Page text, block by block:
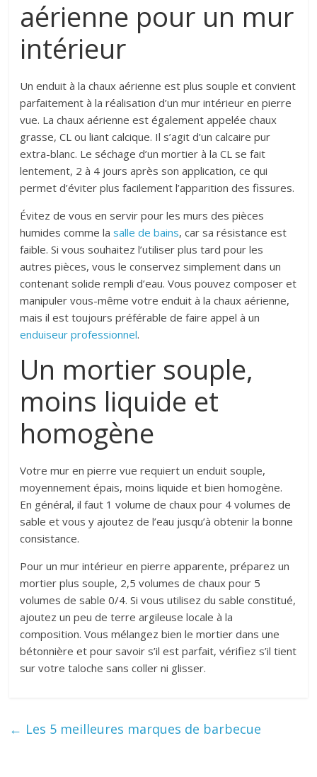
aérienne pour un mur
intérieur
Un enduit à la chaux aérienne est plus souple et convient
parfaitement à la réalisation d’un mur intérieur en pierre
vue. La chaux aérienne est également appelée chaux
grasse, CL ou liant calcique. Il s’agit d’un calcaire pur
extra-blanc. Le séchage d’un mortier à la CL se fait
lentement, 2 à 4 jours après son application, ce qui
permet d’éviter plus facilement l’apparition des fissures.
Évitez de vous en servir pour les murs des pièces
humides comme lasalle de bains, car sa résistance est
faible. Si vous souhaitez l’utiliser plus tard pour les
autres pièces, vous le conservez simplement dans un
contenant solide rempli d’eau. Vous pouvez composer et
manipuler vous-même votre enduit à la chaux aérienne,
mais il est toujours préférable de faire appel à un
enduiseur professionnel.
Un mortier souple,
moins liquide et
homogène
Votre mur en pierre vue requiert un enduit souple,
moyennement épais, moins liquide et bien homogène.
En général, il faut 1 volume de chaux pour 4 volumes de
sable et vous y ajoutez de l’eau jusqu’à obtenir la bonne
consistance.
Pour un mur intérieur en pierre apparente, préparez un
mortier plus souple, 2,5 volumes de chaux pour 5
volumes de sable 0/4. Si vous utilisez du sable constitué,
ajoutez un peu de terre argileuse locale à la
composition. Vous mélangez bien le mortier dans une
bétonnière et pour savoir s’il est parfait, vérifiez s’il tient
sur votre taloche sans coller ni glisser.
← Les 5 meilleures marques de barbecue